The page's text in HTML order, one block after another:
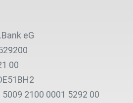
eG
00
5009 2100 0001 5292 00